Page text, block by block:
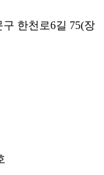
한천로6길 75(장